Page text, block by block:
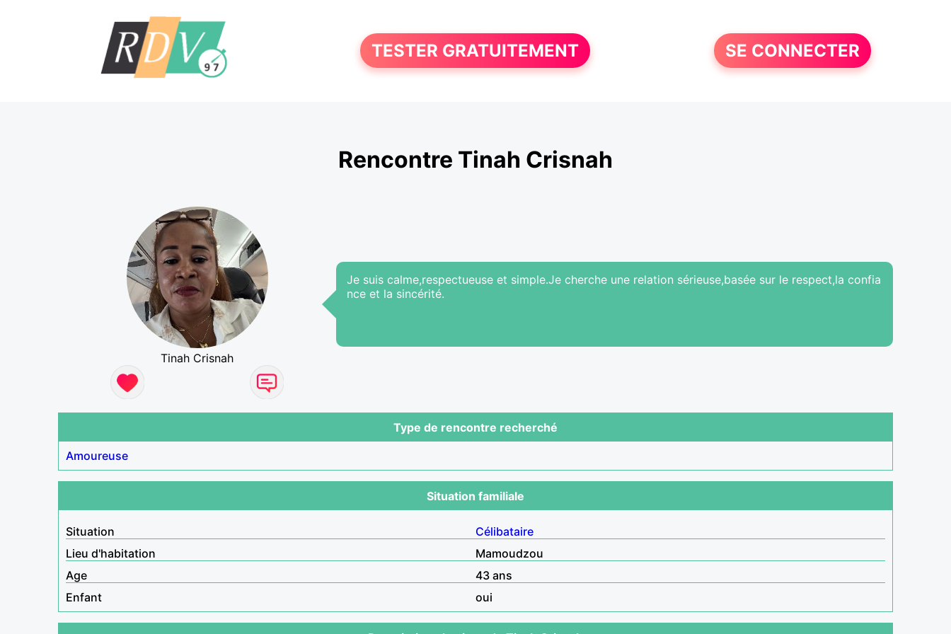
TESTER GRATUITEMENT SE CONNECTER
Rencontre Tinah Crisnah
Tinah Crisnah
Je suis calme,respectueuse et simple.Je cherche une relation sérieuse,basée sur le respect,la confia
nce et la sincérité.
Type de rencontre recherché
Amoureuse
Situation familiale
Situation
Célibataire
Lieu d'habitation
Mamoudzou
Age
43 ans
Enfant
oui